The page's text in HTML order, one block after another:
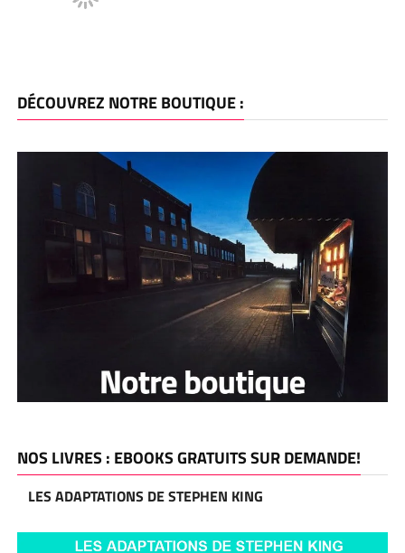
DÉCOUVREZ NOTRE BOUTIQUE :
NOS LIVRES : EBOOKS GRATUITS SUR DEMANDE!
LES ADAPTATIONS DE STEPHEN KING